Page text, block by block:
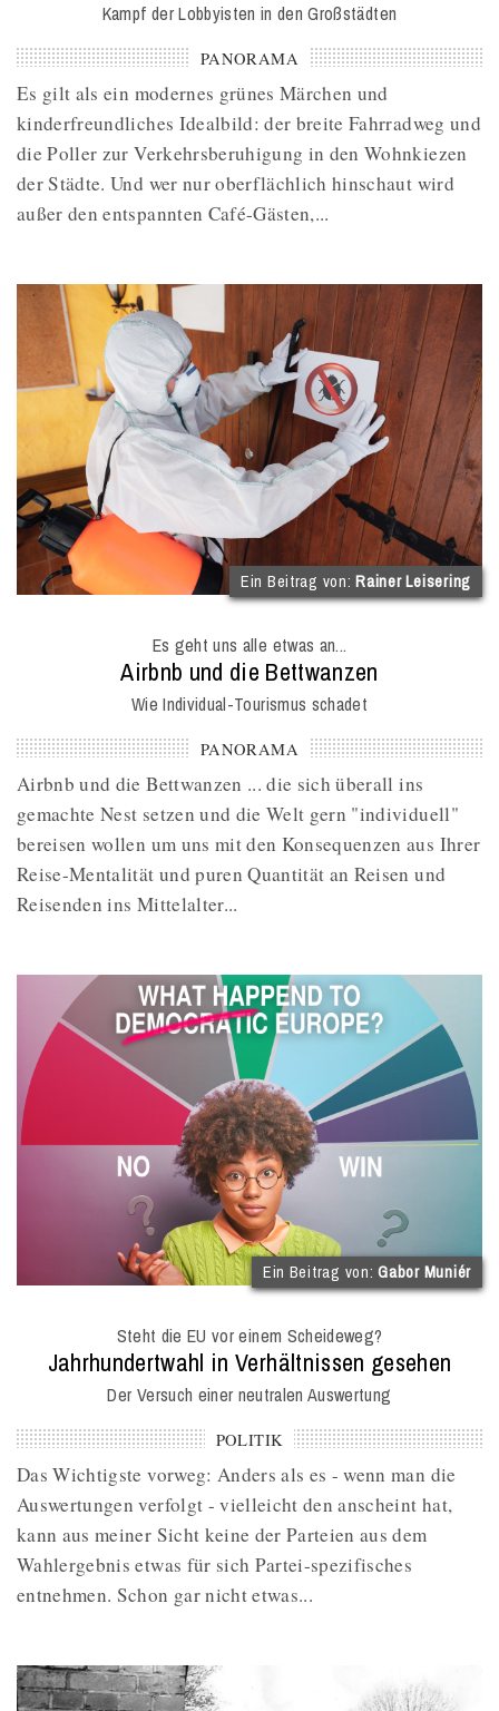
Kampf der Lobbyisten in den Großstädten
PANORAMA
Es gilt als ein modernes grünes Märchen und
kinderfreundliches Idealbild: der breite Fahrradweg und
die Poller zur Verkehrsberuhigung in den Wohnkiezen
der Städte. Und wer nur oberflächlich hinschaut wird
außer den entspannten Café-Gästen,...
Ein Beitrag von:Rainer Leisering
Es geht uns alle etwas an...
:
Airbnb und die Bettwanzen
Wie Individual-Tourismus schadet
PANORAMA
Airbnb und die Bettwanzen ... die sich überall ins
gemachte Nest setzen und die Welt gern "individuell"
bereisen wollen um uns mit den Konsequenzen aus Ihrer
Reise-Mentalität und puren Quantität an Reisen und
Reisenden ins Mittelalter...
Ein Beitrag von:Gabor Muniér
Steht die EU vor einem Scheideweg?
:
Jahrhundertwahl in Verhältnissen gesehen
Der Versuch einer neutralen Auswertung
POLITIK
Das Wichtigste vorweg: Anders als es - wenn man die
Auswertungen verfolgt - vielleicht den anscheint hat,
kann aus meiner Sicht keine der Parteien aus dem
Wahlergebnis etwas für sich Partei-spezifisches
entnehmen. Schon gar nicht etwas...